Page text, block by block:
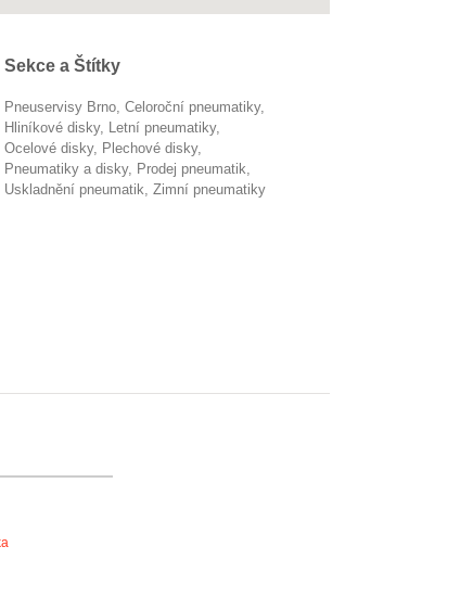
Sekce a Štítky
Pneuservisy Brno
celoroční pneumatiky
hliníkové disky
letní pneumatiky
ocelové disky
plechové disky
Pneumatiky a disky
prodej pneumatik
uskladnění pneumatik
zimní pneumatiky